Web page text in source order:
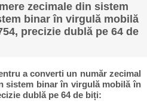
zecimale din sistem
binar în virgulă mobilă
precizie dublă pe 64 de
a converti un număr zecimal
sistem binar în virgulă mobilă în
dublă pe 64 de biți: